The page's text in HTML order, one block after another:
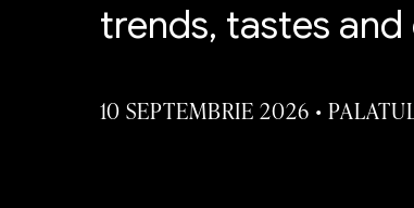
trends, tastes
10 SEPTEMBRIE 2026 •